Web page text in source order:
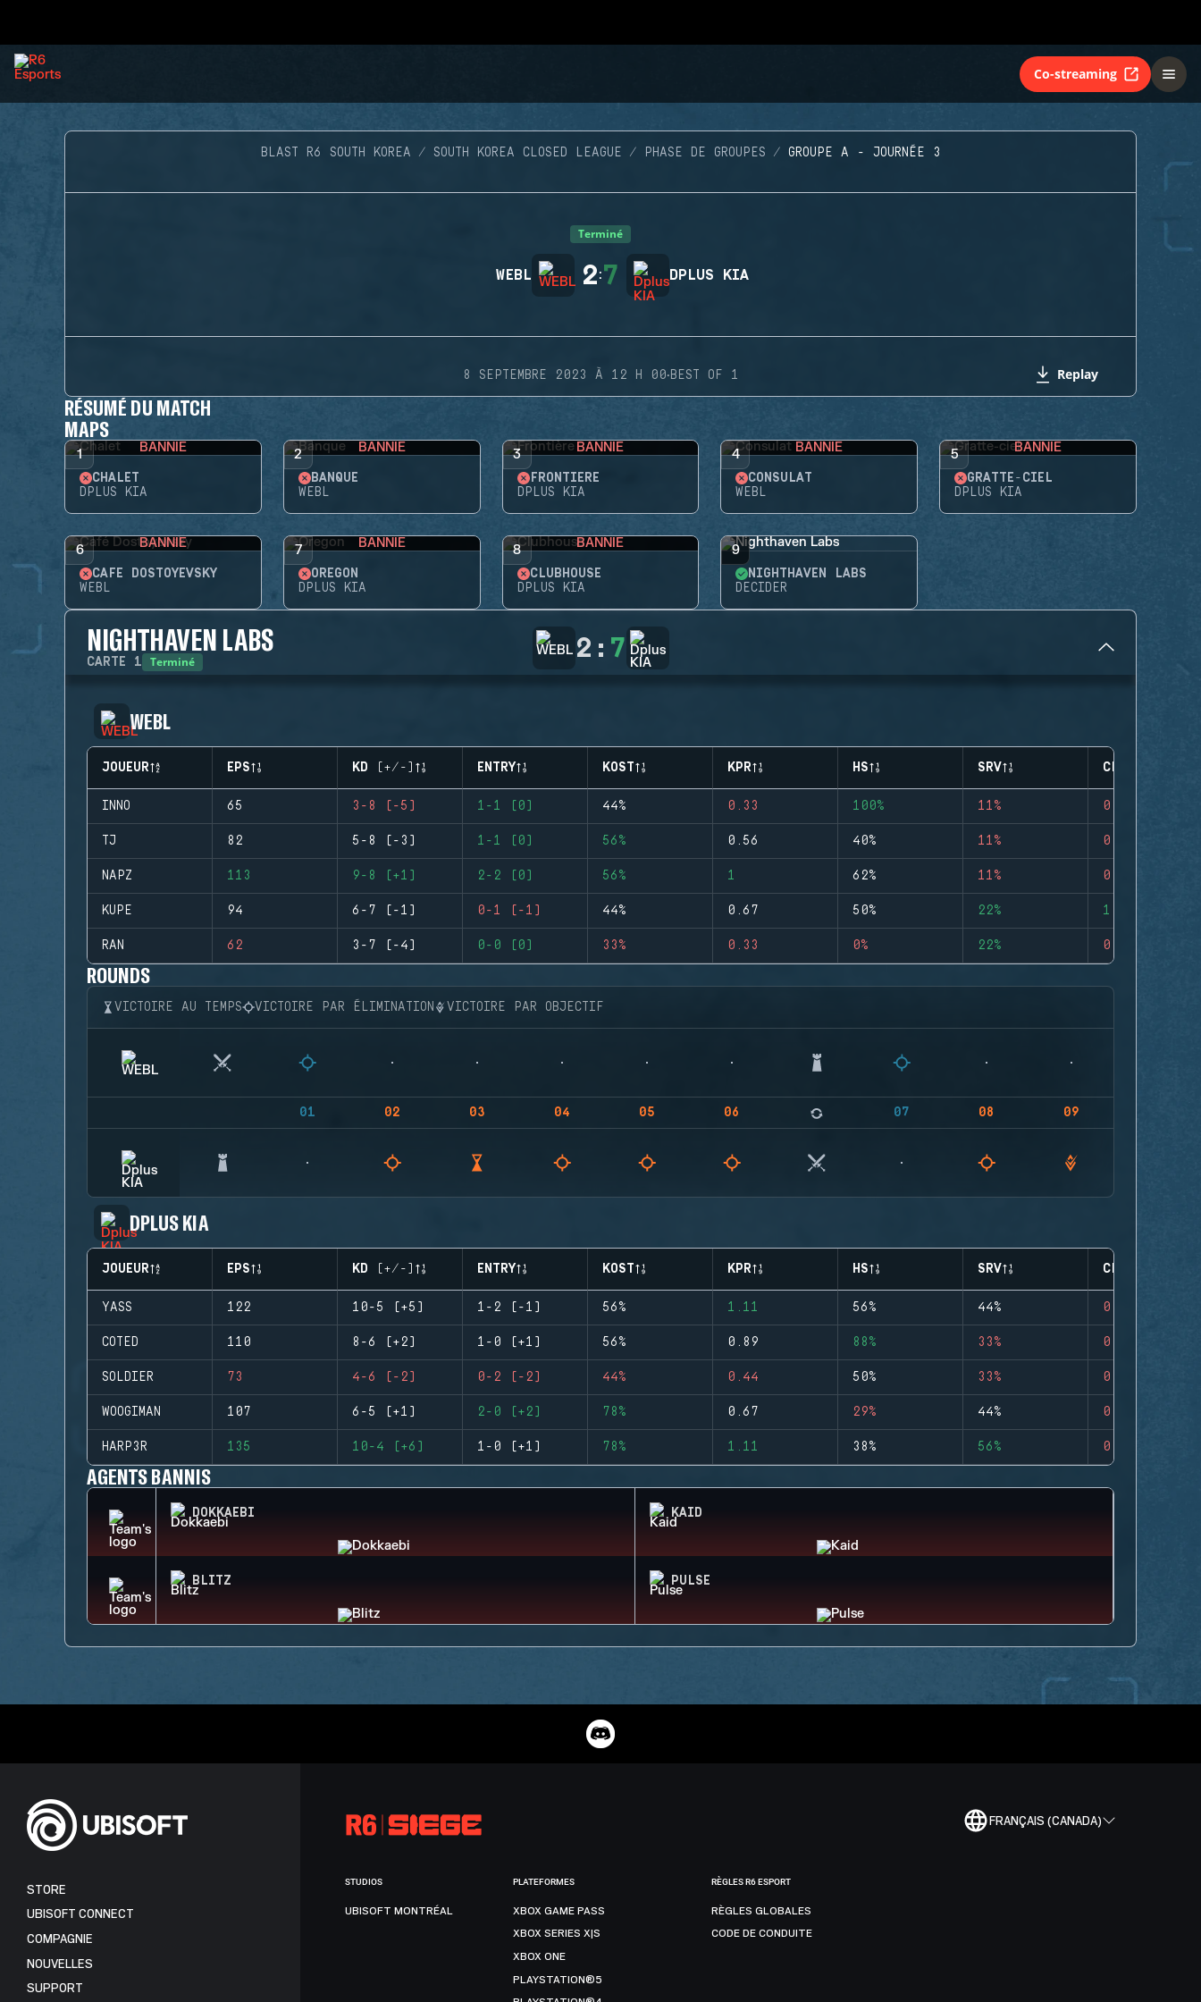
Co-streaming
BLAST R6 SOUTH KOREA SOUTH KOREA CLOSED LEAGUE PHASE DE GROUPES GROUPE A - JOURNÉE 3
Terminé
WEBL 2:7 DPLUS KIA
8 SEPTEMBRE 2023 À 12 H 00·BEST OF 1 Replay
RÉSUMÉ DU MATCH
MAPS
1 BANNIE
CHALET
DPLUS KIA
2 BANNIE
BANQUE
WEBL
3 BANNIE
FRONTIÈRE
DPLUS KIA
4 BANNIE
CONSULAT
WEBL
5 BANNIE
GRATTE-CIEL
DPLUS KIA
6 BANNIE
CAFÉ DOSTOYEVSKY
WEBL
7 BANNIE
OREGON
DPLUS KIA
8 BANNIE
CLUBHOUSE
DPLUS KIA
9
NIGHTHAVEN LABS
DECIDER
NIGHTHAVEN LABS
CARTE 1 Terminé 2 : 7
WEBL
JOUEUR EPS KD (+/-) ENTRY KOST KPR HS SRV CLUTCHES
INNO 65 3-8 (-5) 1-1 (0) 44% 0.33 100% 11% 0
TJ 82 5-8 (-3) 1-1 (0) 56% 0.56 40% 11% 0
NAPZ 113 9-8 (+1) 2-2 (0) 56% 1 62% 11% 0
KUPE 94 6-7 (-1) 0-1 (-1) 44% 0.67 50% 22% 1
RAN 62 3-7 (-4) 0-0 (0) 33% 0.33 0% 22% 0
ROUNDS
VICTOIRE AU TEMPS VICTOIRE PAR ÉLIMINATION VICTOIRE PAR OBJECTIF
01 02 03 04 05 06 07 08 09
DPLUS KIA
JOUEUR EPS KD (+/-) ENTRY KOST KPR HS SRV CLUTCHES
YASS 122 10-5 (+5) 1-2 (-1) 56% 1.11 56% 44% 0
COTED 110 8-6 (+2) 1-0 (+1) 56% 0.89 88% 33% 0
SOLDIER 73 4-6 (-2) 0-2 (-2) 44% 0.44 50% 33% 0
WOOGIMAN 107 6-5 (+1) 2-0 (+2) 78% 0.67 29% 44% 0
HARP3R 135 10-4 (+6) 1-0 (+1) 78% 1.11 38% 56% 0
AGENTS BANNIS
DOKKAEBI KAID
BLITZ PULSE
FRANÇAIS (CANADA)
STORE
UBISOFT CONNECT
COMPAGNIE
NOUVELLES
SUPPORT
STUDIOS
UBISOFT MONTRÉAL
PLATEFORMES
XBOX GAME PASS
XBOX SERIES X|S
XBOX ONE
PLAYSTATION®5
RÈGLES R6 ESPORT
RÈGLES GLOBALES
CODE DE CONDUITE